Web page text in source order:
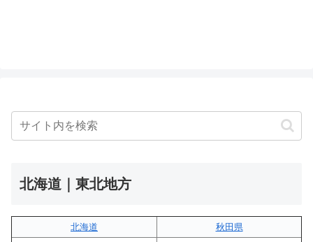
北海道｜東北地方
北海道
秋田県